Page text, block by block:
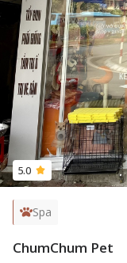
5.0
Spa
ChumChum Pet